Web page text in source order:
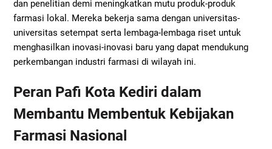
dan penelitian demi meningkatkan mutu produk-produk
farmasi lokal. Mereka bekerja sama dengan universitas-
universitas setempat serta lembaga-lembaga riset untuk
menghasilkan inovasi-inovasi baru yang dapat mendukung
perkembangan industri farmasi di wilayah ini.
Peran Pafi Kota Kediri dalam
Membantu Membentuk Kebijakan
Farmasi Nasional